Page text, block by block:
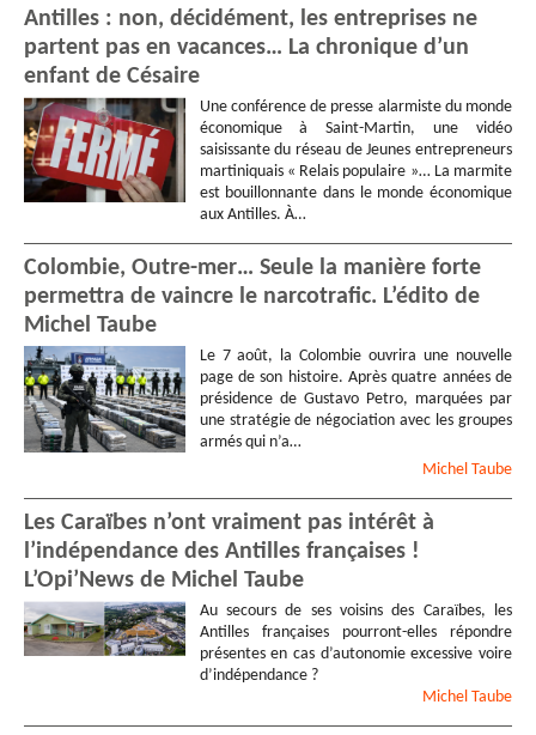
Antilles : non, décidément, les entreprises ne
partent pas en vacances… La chronique d’un
enfant de Césaire
Une conférence de presse alarmiste du monde
économique à Saint-Martin, une vidéo
saisissante du réseau de Jeunes entrepreneurs
martiniquais « Relais populaire »… La marmite
est bouillonnante dans le monde économique
aux Antilles. À…
Colombie, Outre-mer… Seule la manière forte
permettra de vaincre le narcotrafic. L’édito de
Michel Taube
Le 7 août, la Colombie ouvrira une nouvelle
page de son histoire. Après quatre années de
présidence de Gustavo Petro, marquées par
une stratégie de négociation avec les groupes
armés qui n’a…
Michel Taube
Les Caraïbes n’ont vraiment pas intérêt à
l’indépendance des Antilles françaises !
L’Opi’News de Michel Taube
Au secours de ses voisins des Caraïbes, les
Antilles françaises pourront-elles répondre
présentes en cas d’autonomie excessive voire
d’indépendance ?
Michel Taube